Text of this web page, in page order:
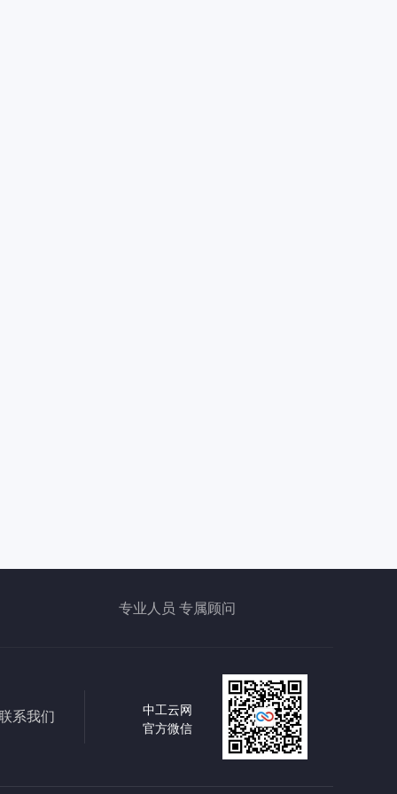
专业人员 专属顾问
中工云网
官方微信
系我们